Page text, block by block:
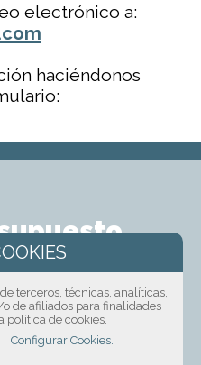
electrónico a:
haciéndonos
nosotros mediante
teléfono o correo
de información
terceros, técnicas, analíticas,
de afiliados para finalidades
política de cookies.
Configurar Cookies.